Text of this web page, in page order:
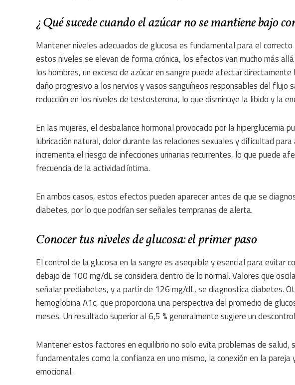
¿Qué sucede cuando el azúcar no se mantiene bajo
Mantener niveles adecuados de glucosa es fundamental para el correcto
estos niveles se elevan de forma crónica, los efectos van mucho más
los hombres, un exceso de azúcar en sangre puede afectar directamente
daño progresivo a los nervios y vasos sanguíneos responsables del flujo
reducción en los niveles de testosterona, lo que disminuye la libido y la
En las mujeres, el desbalance hormonal provocado por la hiperglucemia
lubricación natural, dolor durante las relaciones sexuales y dificultad
incrementa el riesgo de infecciones urinarias recurrentes, lo que puede
frecuencia de la actividad íntima.
En ambos casos, estos efectos pueden aparecer antes de que se
diabetes, por lo que podrían ser señales tempranas de alerta.
Conocer tus niveles de glucosa: el primer paso
El control de la glucosa en la sangre es asequible y esencial para evitar
debajo de 100 mg/dL se considera dentro de lo normal. Valores que
señalar prediabetes, y a partir de 126 mg/dL, se diagnostica diabetes.
hemoglobina A1c, que proporciona una perspectiva del promedio de
meses. Un resultado superior al 6,5 % generalmente sugiere un
Mantener estos factores en equilibrio no solo evita problemas de
fundamentales como la confianza en uno mismo, la conexión en la
emocional.